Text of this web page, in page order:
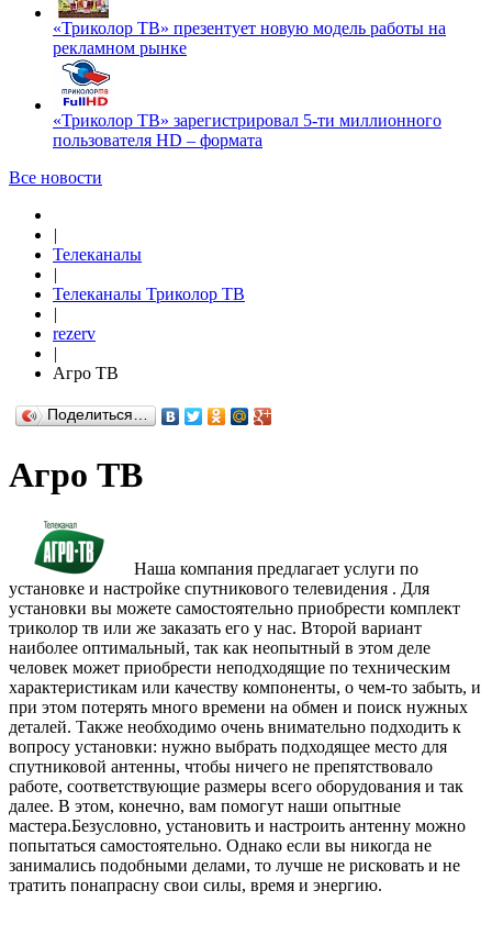
«Триколор ТВ» презентует новую модель работы на
рекламном рынке
«Триколор ТВ» зарегистрировал 5-ти миллионного
пользователя HD – формата
Все новости
|
Телеканалы
|
Телеканалы Триколор ТВ
|
rezerv
|
Агро ТВ
Поделиться…
Агро ТВ
Наша компания предлагает услуги по
установке и настройке спутникового телевидения . Для
установки вы можете самостоятельно приобрести комплект
триколор тв или же заказать его у нас. Второй вариант
наиболее оптимальный, так как неопытный в этом деле
человек может приобрести неподходящие по техническим
характеристикам или качеству компоненты, о чем-то забыть, и
при этом потерять много времени на обмен и поиск нужных
деталей. Также необходимо очень внимательно подходить к
вопросу установки: нужно выбрать подходящее место для
спутниковой антенны, чтобы ничего не препятствовало
работе, соответствующие размеры всего оборудования и так
далее. В этом, конечно, вам помогут наши опытные
мастера.Безусловно, установить и настроить антенну можно
попытаться самостоятельно. Однако если вы никогда не
занимались подобными делами, то лучше не рисковать и не
тратить понапрасну свои силы, время и энергию.